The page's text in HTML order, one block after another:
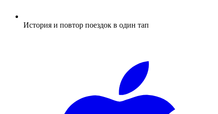
История и повтор поездок в один тап